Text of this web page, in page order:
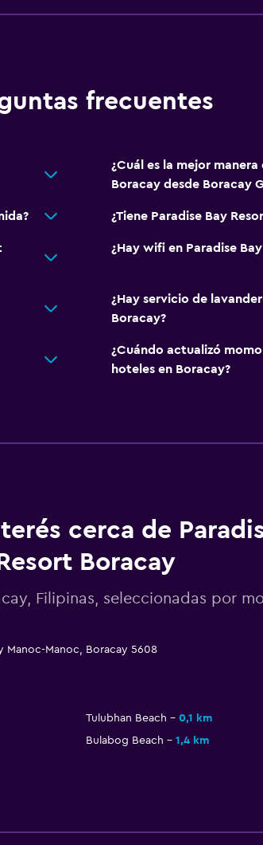
frecuentes
¿Cuál es la mejor
Boracay desde Boracay
¿Tiene Paradise Bay
¿Hay wifi en Paradise
¿Hay servicio de
Boracay?
¿Cuándo actualizó
hoteles en Boracay?
cerca de
Resort Boracay
Filipinas, seleccionadas por
Manoc-Manoc, Boracay 5608
Tulubhan Beach
0,1 km
Bulabog Beach
1,4 km